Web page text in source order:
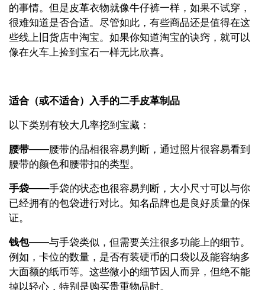
的事情。但是皮革衣物就像牛仔裤一样，如果不试穿，
很难知道是否合适。尽管如此，有些商品还是值得在这
些线上旧货店中淘宝。如果你知道淘宝的诀窍，就可以
像在火车上捡到宝石一样无比欣喜。
适合（或不适合）入手的二手皮革制品
以下类别有较大几率挖到宝藏：
腰带——腰带的品相很容易判断，通过照片很容易看到
腰带的颜色和腰带扣的类型。
手袋——手袋的状态也很容易判断，大小尺寸可以与你
已经拥有的包袋进行对比。知名品牌也是良好质量的保
证。
钱包——与手袋类似，但需要关注很多功能上的细节。
例如，卡位的数量，是否有装硬币的口袋以及能容纳多
大面额的纸币等。这些微小的细节因人而异，但绝不能
掉以轻心，特别是购买贵重物品时。